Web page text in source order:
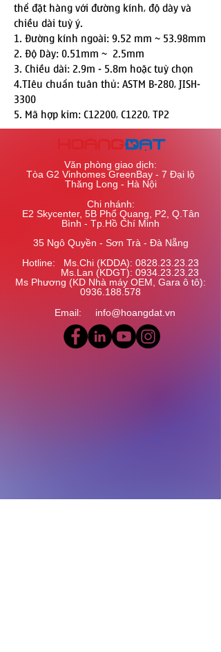
thể đặt hàng với đường kính, độ dày và
chiều dài tuỳ ý.
1. Đường kính ngoài: 9.52 mm ~ 53.98mm
2. Độ Dày: 0.51mm ~ 2.5mm
3. Chiều dài: 2.9m - 5.8m hoặc tuỳ chọn
4.TIêu chuẩn tuân thủ: ASTM B-280, JISH-
3300
5. Mã hợp kim: C12200, C1220, TP2
Văn phòng giao dịch:
Tòa G2 Vinhomes GreenBay - 7 Đại lộ
Thăng Long - Hà Nội
Chi nhánh:
E2 Skycenter, 5B Phổ Quang, P2, Q.Tân
Bình - Tp.Hồ Chí Minh
35 Ngô Quyền - Sơn Trà - Đà Nẵng
Hotline: Ms.Chi (KDDA): 0828.23.23.23
​ Ms.Lan (KDGT): 0934.23.23.23
Ms Phương (KD Nhà máy OEM, Gara ô tô):
0936.188.578
Email: info@hoangdat.vn